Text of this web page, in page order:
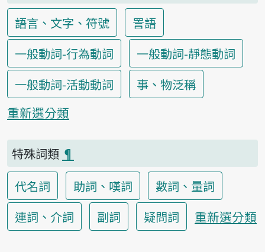
語言、文字、符號
詈語
一般動詞-行為動詞
一般動詞-靜態動詞
一般動詞-活動動詞
事、物泛稱
重新選分類
特殊詞類 ¶
代名詞
助詞、嘆詞
數詞、量詞
連詞、介詞
副詞 疑問詞 重新選分類